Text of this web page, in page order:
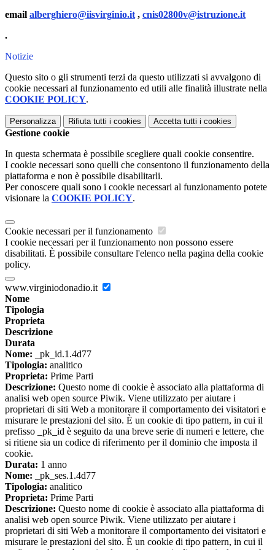
email alberghiero@iisvirginio.it , cnis02800v@istruzione.it
.
Notizie
Questo sito o gli strumenti terzi da questo utilizzati si avvalgono di
cookie necessari al funzionamento ed utili alle finalità illustrate nella
COOKIE POLICY.
Personalizza Rifiuta tutti i cookies Accetta tutti i cookies
Gestione cookie
In questa schermata è possibile scegliere quali cookie consentire.
I cookie necessari sono quelli che consentono il funzionamento della
piattaforma e non è possibile disabilitarli.
Per conoscere quali sono i cookie necessari al funzionamento potete
visionare la COOKIE POLICY.
Cookie necessari per il funzionamento
I cookie necessari per il funzionamento non possono essere
disabilitati. È possibile consultare l'elenco nella pagina della cookie
policy.
www.virginiodonadio.it
Nome
Tipologia
Proprieta
Descrizione
Durata
Nome: _pk_id.1.4d77
Tipologia: analitico
Proprieta: Prime Parti
Descrizione: Questo nome di cookie è associato alla piattaforma di
analisi web open source Piwik. Viene utilizzato per aiutare i
proprietari di siti Web a monitorare il comportamento dei visitatori e
misurare le prestazioni del sito. È un cookie di tipo pattern, in cui il
prefisso _pk_id è seguito da una breve serie di numeri e lettere, che
si ritiene sia un codice di riferimento per il dominio che imposta il
cookie.
Durata: 1 anno
Nome: _pk_ses.1.4d77
Tipologia: analitico
Proprieta: Prime Parti
Descrizione: Questo nome di cookie è associato alla piattaforma di
analisi web open source Piwik. Viene utilizzato per aiutare i
proprietari di siti Web a monitorare il comportamento dei visitatori e
misurare le prestazioni del sito. È un cookie di tipo pattern, in cui il